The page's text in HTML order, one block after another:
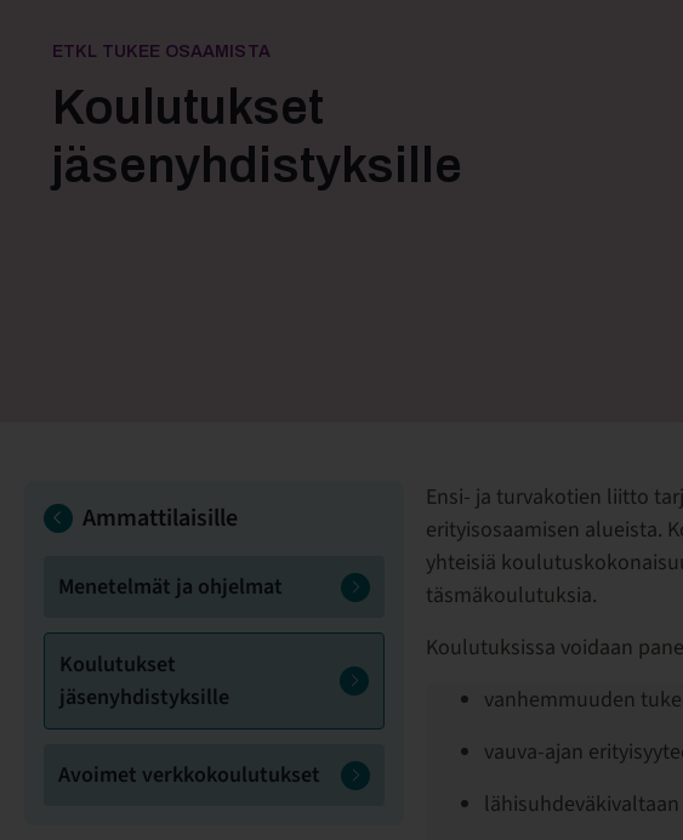
ETKL TUKEE OSAAMISTA
Koulutukset
jäsenyhdistyksille
Ammattilaisille
Menetelmät ja ohjelmat
Koulutukset
jäsenyhdistyksille
Avoimet verkkokoulutukset
Ensi- ja turvakotien liitto
erityisosaamisen alueista.
yhteisiä
täsmäkoulutuksia.
Koulutuksissa voidaan
vanhemmuuden
vauva-ajan